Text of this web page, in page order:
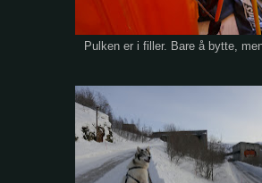
Pulken er i filler. Bare å bytte,